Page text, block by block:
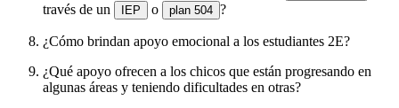
través de un
IEP o plan 504 ?
¿Cómo brindan apoyo emocional a los estudiantes 2E?
¿Qué apoyo ofrecen a los chicos que están progresando en
algunas áreas y teniendo dificultades en otras?